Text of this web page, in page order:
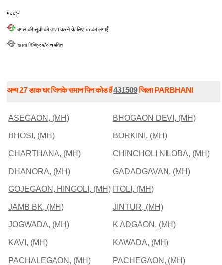
मदद:-
बगल की सूची को ताज़ा करने के लिए चटका लगाएँ
खाना निष्क्रिय/अचयनित
अन्य 27 डाक घर जिनके समान पिन कोड हैं431509जिला PARBHANI
ASEGAON, (MH) BHOGAON DEVI, (MH)
BHOSI, (MH) BORKINI, (MH)
CHARTHANA, (MH) CHINCHOLI NILOBA, (MH)
DHANORA, (MH) GADADGAVAN, (MH)
GOJEGAON, HINGOLI, (MH) ITOLI, (MH)
JAMB BK, (MH) JINTUR, (MH)
JOGWADA, (MH) K ADGAON, (MH)
KAVI, (MH) KAWADA, (MH)
PACHALEGAON, (MH) PACHEGAON, (MH)